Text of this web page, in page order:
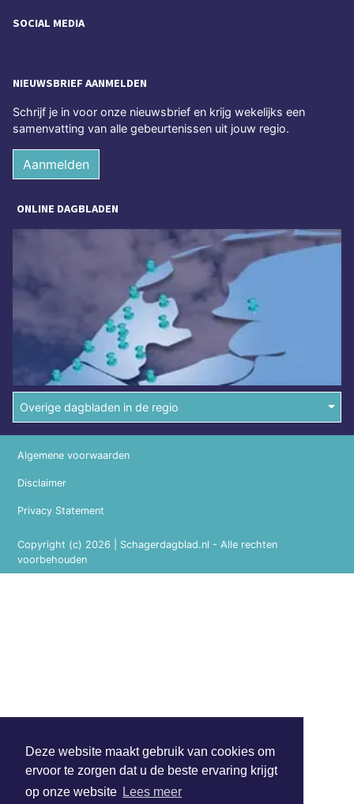
Deze website maakt gebruik van cookies om
ervoor te zorgen dat u de beste ervaring krijgt
op onze website Lees meer
SOCIAL MEDIA
NIEUWSBRIEF AANMELDEN
Schrijf je in voor onze nieuwsbrief en krijg wekelijks een
samenvatting van alle gebeurtenissen uit jouw regio.
Aanmelden
ONLINE DAGBLADEN
Overige dagbladen in de regio
Copyright (c) 2026 | Schagerdagblad.nl - Alle rechten
voorbehouden
Algemene voorwaarden
Disclaimer
Privacy Statement